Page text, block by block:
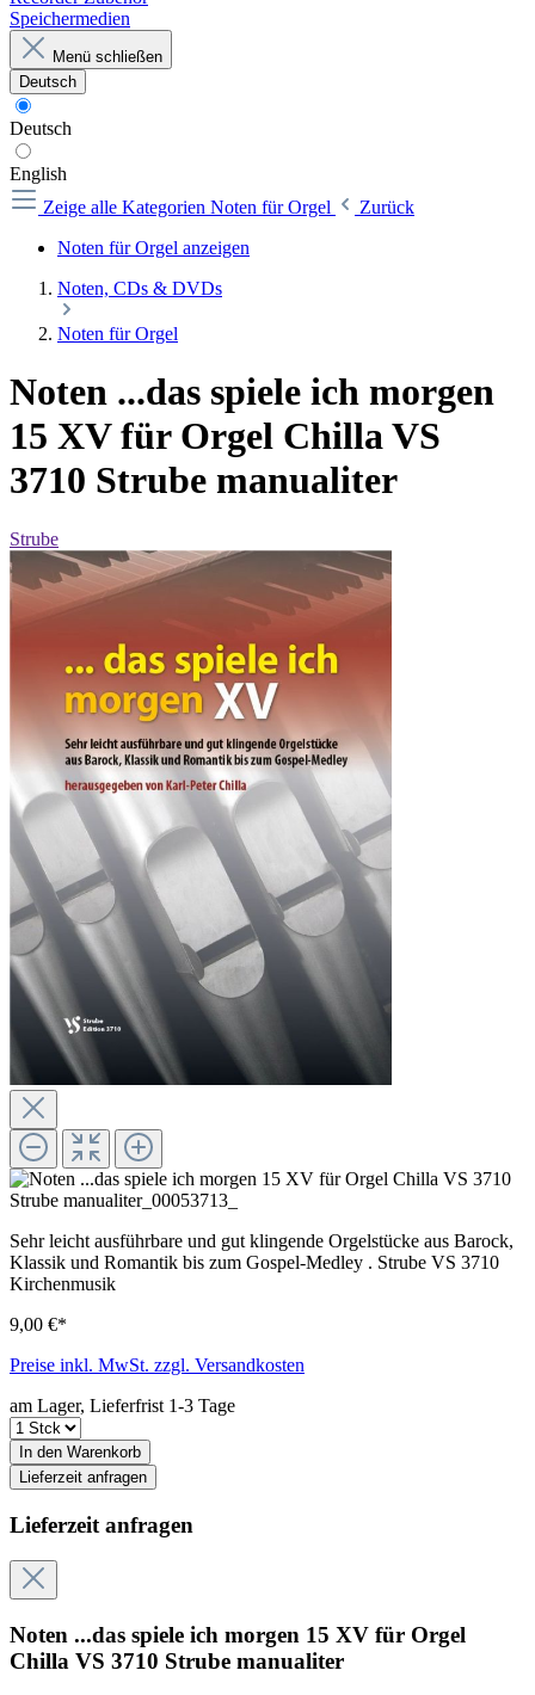
Speichermedien
Menü schließen
Deutsch
Deutsch
English
Zeige alle Kategorien Noten für Orgel
Zurück
Noten für Orgel anzeigen
Noten, CDs & DVDs
Noten für Orgel
Noten ...das spiele ich morgen
15 XV für Orgel Chilla VS
3710 Strube manualiter
Strube
Sehr leicht ausführbare und gut klingende Orgelstücke aus Barock,
Klassik und Romantik bis zum Gospel-Medley . Strube VS 3710
Kirchenmusik
9,00 €*
Preise inkl. MwSt. zzgl. Versandkosten
am Lager, Lieferfrist 1-3 Tage
In den Warenkorb
Lieferzeit anfragen
Lieferzeit anfragen
Noten ...das spiele ich morgen 15 XV für Orgel
Chilla VS 3710 Strube manualiter